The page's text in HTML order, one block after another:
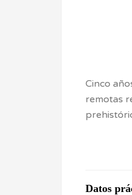
Cinco
remotas
Datos